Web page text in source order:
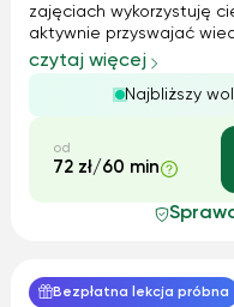
zajęciach wykorzystuję
aktywnie przyswajać
zdobyte wiadomości z
zrozumiałe i mógł sam
Zarówno rodzice jak i uc...
czytaj więcej
Najbliższy
od
72 zł/60 min
Bezpłatna lekcja próbna